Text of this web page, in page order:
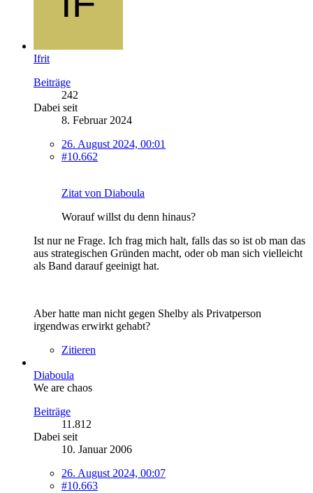
Ifrit
Beiträge
242
Dabei seit
8. Februar 2024
26. August 2024, 00:01
#10.662
Zitat von Diaboula
Worauf willst du denn hinaus?
Ist nur ne Frage. Ich frag mich halt, falls das so ist ob man das
aus strategischen Gründen macht, oder ob man sich vielleicht
als Band darauf geeinigt hat.
Aber hatte man nicht gegen Shelby als Privatperson
irgendwas erwirkt gehabt?
Zitieren
Diaboula
We are chaos
Beiträge
11.812
Dabei seit
10. Januar 2006
26. August 2024, 00:07
#10.663